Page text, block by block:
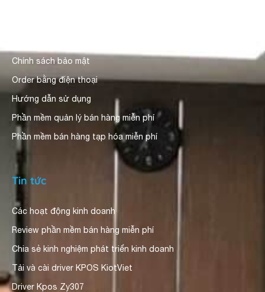
Chính sách bảo mật
Order bằng điện thoại
Hướng dẫn sử dụng
Phần mềm quản lý bán hàng miễn phí
Phần mềm bán hàng tạp hóa miễn phí
Tin tức
Các hoạt động kinh doanh
Review phần mềm bán hàng miễn phí
Chia sẻ kinh nghiệm phát triển kinh doanh
Tải và cài driver KPOS KiotViet
Driver Kpos Zy307